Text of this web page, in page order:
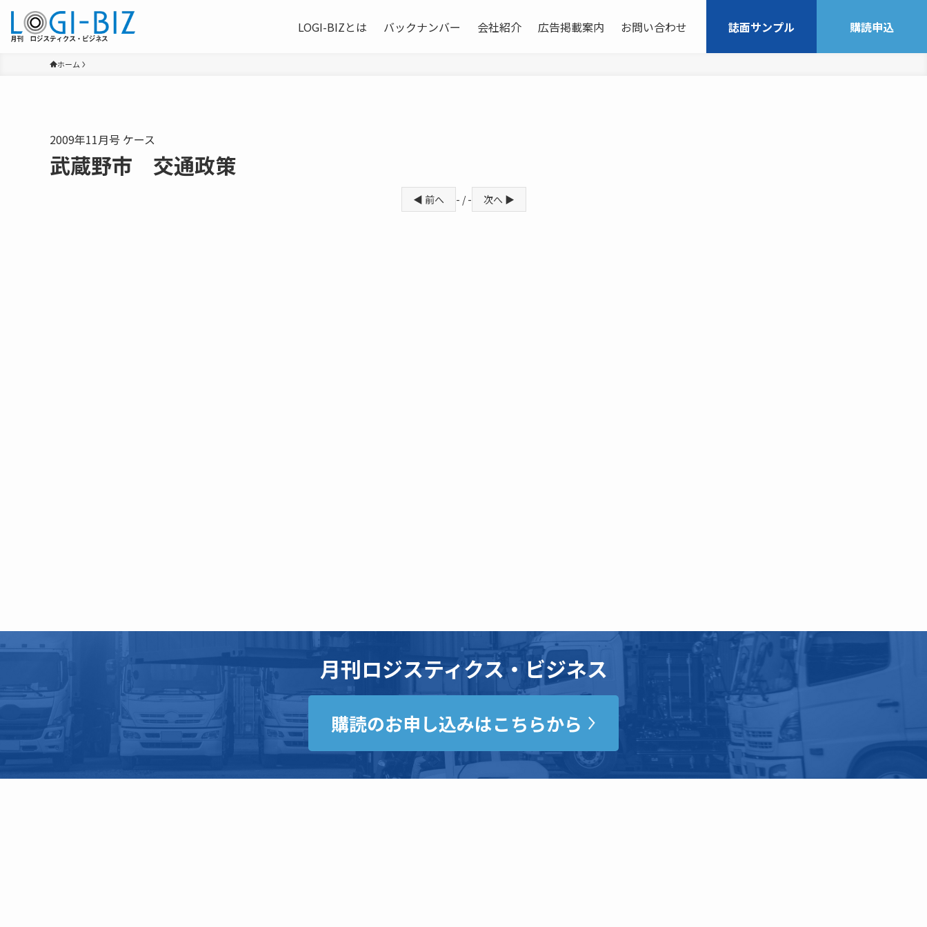
LOGI-BIZとは バックナンバー 会社紹介 広告掲載案内 お問い合わせ 誌面サンプル 購読申込
ホーム
2009年11月号 ケース
武蔵野市 交通政策
◀ 前へ - / - 次へ ▶
月刊ロジスティクス・ビジネス
購読のお申し込みはこちらから